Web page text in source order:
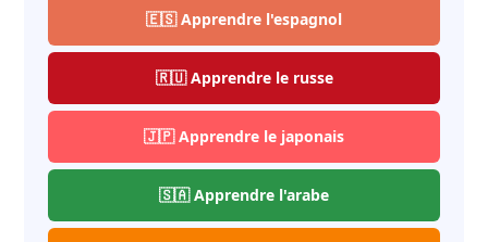
🇪🇸 Apprendre l'espagnol
🇷🇺 Apprendre le russe
🇯🇵 Apprendre le japonais
🇸🇦 Apprendre l'arabe